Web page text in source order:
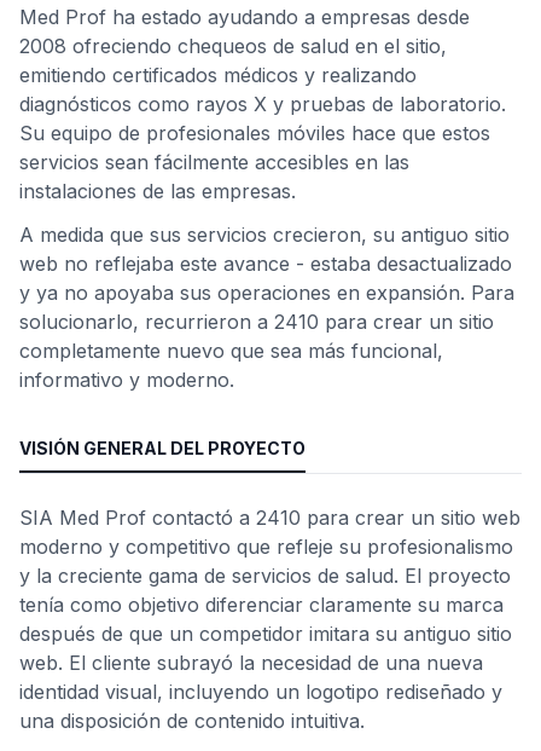
Med Prof ha estado ayudando a empresas desde
2008 ofreciendo chequeos de salud en el sitio,
emitiendo certificados médicos y realizando
diagnósticos como rayos X y pruebas de laboratorio.
Su equipo de profesionales móviles hace que estos
servicios sean fácilmente accesibles en las
instalaciones de las empresas.
A medida que sus servicios crecieron, su antiguo sitio
web no reflejaba este avance - estaba desactualizado
y ya no apoyaba sus operaciones en expansión. Para
solucionarlo, recurrieron a 2410 para crear un sitio
completamente nuevo que sea más funcional,
informativo y moderno.
VISIÓN GENERAL DEL PROYECTO
SIA Med Prof contactó a 2410 para crear un sitio web
moderno y competitivo que refleje su profesionalismo
y la creciente gama de servicios de salud. El proyecto
tenía como objetivo diferenciar claramente su marca
después de que un competidor imitara su antiguo sitio
web. El cliente subrayó la necesidad de una nueva
identidad visual, incluyendo un logotipo rediseñado y
una disposición de contenido intuitiva.